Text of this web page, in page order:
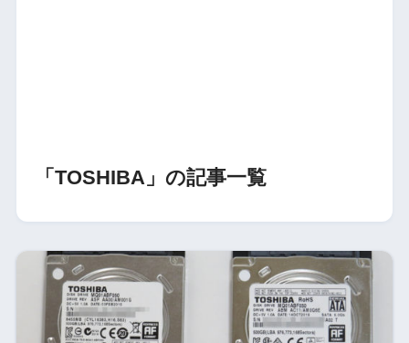
「TOSHIBA」の記事一覧